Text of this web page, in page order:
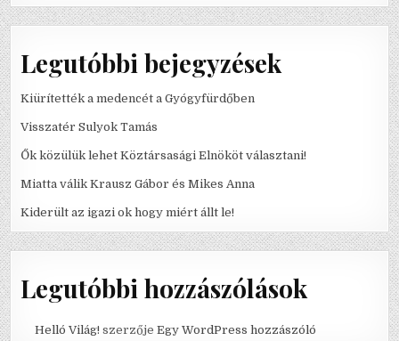
Legutóbbi bejegyzések
Kiürítették a medencét a Gyógyfürdőben
Visszatér Sulyok Tamás
Ők közülük lehet Köztársasági Elnököt választani!
Miatta válik Krausz Gábor és Mikes Anna
Kiderült az igazi ok hogy miért állt le!
Legutóbbi hozzászólások
Helló Világ! szerzője Egy WordPress hozzászóló